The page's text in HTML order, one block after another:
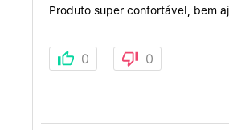
Produto super confortável, bem
0 0